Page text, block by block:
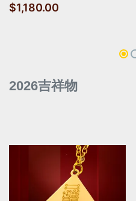
$1,180.00
2026吉祥物